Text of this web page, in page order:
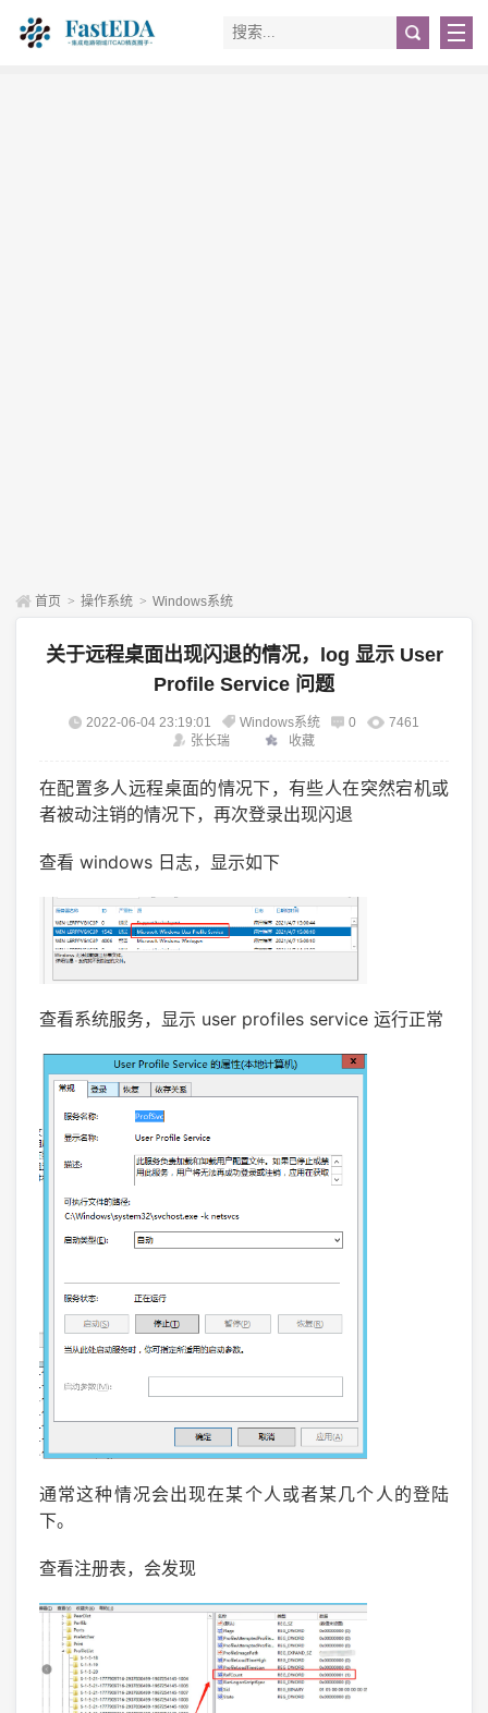
首页 > 操作系统 > Windows系统
关于远程桌面出现闪退的情况，log 显示 User
Profile Service 问题
2022-06-04 23:19:01 Windows系统 0
7461
张长瑞
收藏
在配置多人远程桌面的情况下，有些人在突然宕机或
者被动注销的情况下，再次登录出现闪退
查看 windows 日志，显示如下
查看系统服务，显示 user profiles service 运行正常
通常这种情况会出现在某个人或者某几个人的登陆
下。
查看注册表，会发现